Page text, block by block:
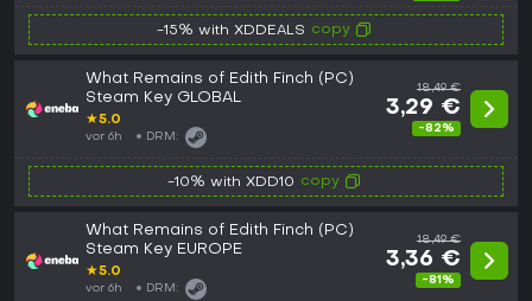
-15% with XDDEALS copy
What Remains of Edith Finch (PC)
Steam Key GLOBAL
★5.0
vor 6h DRM:
18,49 €
3,29 €
-82%
-10% with XDD10 copy
What Remains of Edith Finch (PC)
Steam Key EUROPE
★5.0
vor 6h DRM:
18,49 €
3,36 €
-81%